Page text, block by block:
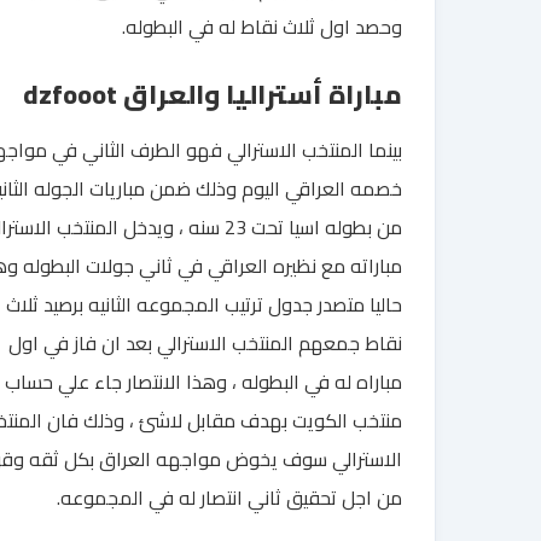
وحصد اول ثلاث نقاط له في البطوله.
مباراة أستراليا والعراق dzfooot
بينما المنتخب الاسترالي فهو الطرف الثاني في
خصمه العراقي اليوم وذلك ضمن مباريات الجوله
من بطوله اسيا تحت 23 سنه ، ويدخل المنتخب
مباراته مع نظيره العراقي في ثاني جولات البطوله
حاليا متصدر جدول ترتيب المجموعه الثانيه برصيد ثلاث
نقاط جمعهم المنتخب الاسترالي بعد ان فاز في اول
مباراه له في البطوله ، وهذا الانتصار جاء علي حساب
منتخب الكويت بهدف مقابل لاشئ ، وذلك فان
الاسترالي سوف يخوض مواجهه العراق بكل ثقه
من اجل تحقيق ثاني انتصار له في المجموعه.